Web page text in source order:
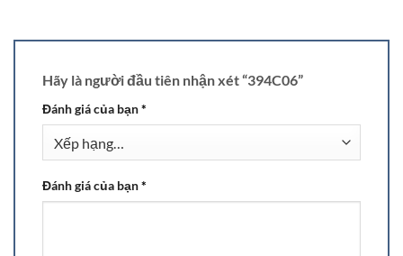
Hãy là người đầu tiên nhận xét “394C06”
Đánh giá của bạn*
Đánh giá của bạn*